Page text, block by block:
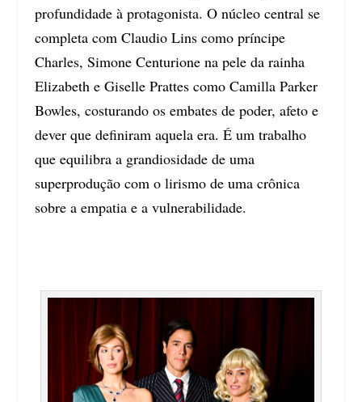
profundidade à protagonista. O núcleo central se
completa com Claudio Lins como príncipe
Charles, Simone Centurione na pele da rainha
Elizabeth e Giselle Prattes como Camilla Parker
Bowles, costurando os embates de poder, afeto e
dever que definiram aquela era. É um trabalho
que equilibra a grandiosidade de uma
superprodução com o lirismo de uma crônica
sobre a empatia e a vulnerabilidade.